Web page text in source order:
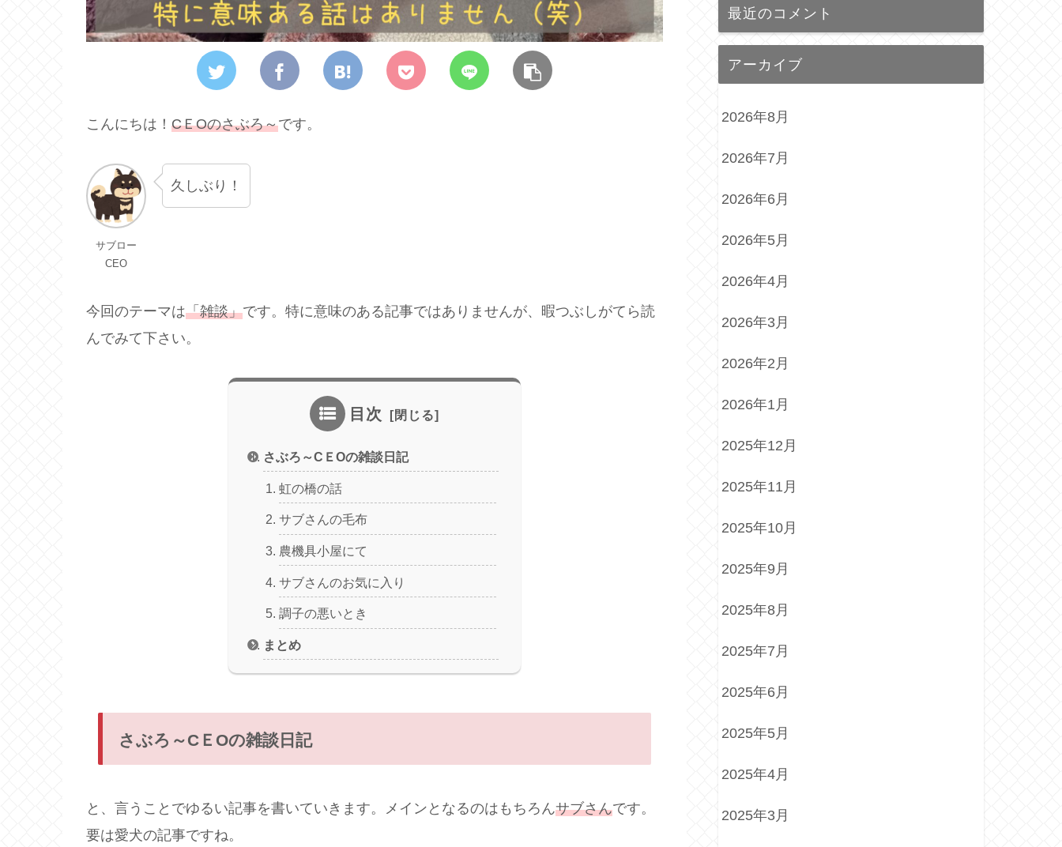
こんにちは！ CＥОのさぶろ～です。
サブロー
CEO
久しぶり！
今回のテーマは「雑談」です。特に意味のある記事ではありませんが、暇つぶしがてら読
んでみて下さい。
目次
さぶろ～CＥОの雑談日記
虹の橋の話
サブさんの毛布
農機具小屋にて
サブさんのお気に入り
調子の悪いとき
まとめ
さぶろ～CＥОの雑談日記
と、言うことでゆるい記事を書いていきます。メインとなるのはもちろんサブさんです。
要は愛犬の記事ですね。
最近のコメント
アーカイブ
2026年8月
2026年7月
2026年6月
2026年5月
2026年4月
2026年3月
2026年2月
2026年1月
2025年12月
2025年11月
2025年10月
2025年9月
2025年8月
2025年7月
2025年6月
2025年5月
2025年4月
2025年3月